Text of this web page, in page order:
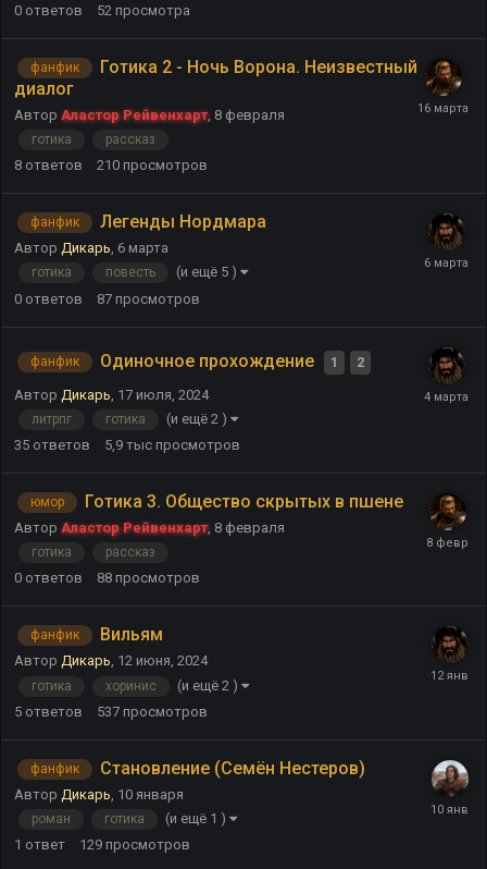
0 ответов 52 просмотра
фанфик
Готика 2 - Ночь Ворона. Неизвестный
диалог
Автор Аластор Рейвенхарт, 8 февраля
готика рассказ
8 ответов 210 просмотров
фанфик Легенды Нордмара
Автор Дикарь, 6 марта
готика повесть
(и ещё 5 )
0 ответов 87 просмотров
фанфик Одиночное прохождение 1
2
Автор Дикарь 17 июля, 2024
литрпг готика
(и ещё 2 )
35 ответов 5,9 тыс просмотров
юмор Готика 3. Общество скрытых в пшене
Автор Аластор Рейвенхарт, 8 февраля
готика рассказ
0 ответов 88 просмотров
фанфик Вильям
Автор Дикарь, 12 июня, 2024
готика хоринис
(и ещё 2 )
5 ответов 537 просмотров
фанфик Становление (Семён Нестеров)
Автор Дикарь 10 января
роман готика
(и ещё 1 )
1 ответ 129 просмотров